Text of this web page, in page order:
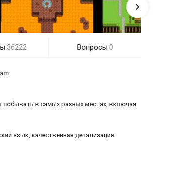
36222 Вопросы 0
побывать в самых разных местах, включая
язык, качественная детализация